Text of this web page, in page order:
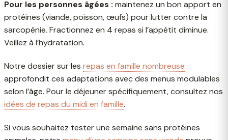
Pour les personnes âgées : maintenez un bon apport en
protéines (viande, poisson, œufs) pour lutter contre la
sarcopénie. Fractionnez en 4 repas si l’appétit diminue.
Veillez à l’hydratation.
Notre dossier sur les repas en famille nombreuse
approfondit ces adaptations avec des menus modulables
selon l’âge. Pour le déjeuner spécifiquement, consultez nos
idées de repas du midi en famille.
Si vous souhaitez tester une semaine sans protéines